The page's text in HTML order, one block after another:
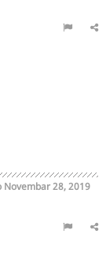
Novembar 28, 2019